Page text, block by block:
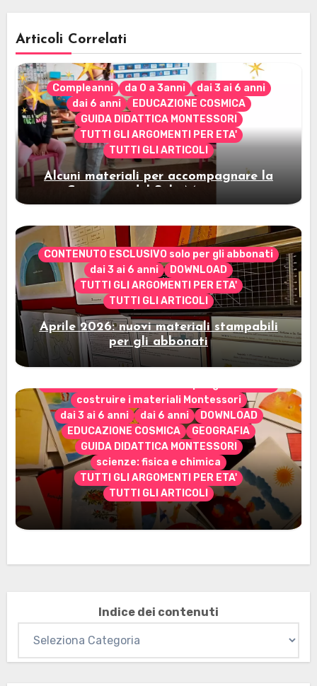
Articoli Correlati
Compleanni da 0 a 3anni
dai 3 ai 6 anni
dai 6 anni
EDUCAZIONE COSMICA
GUIDA DIDATTICA MONTESSORI
TUTTI GLI ARGOMENTI PER ETA'
TUTTI GLI ARTICOLI
Alcuni materiali per accompagnare la
Cerimonia del Sole Montessori
CONTENUTO ESCLUSIVO solo per gli abbonati
dai 3 ai 6 anni
DOWNLOAD
TUTTI GLI ARGOMENTI PER ETA'
TUTTI GLI ARTICOLI
Aprile 2026: nuovi materiali stampabili
per gli abbonati
costruire i materiali Montessori
dai 3 ai 6 anni
dai 6 anni
DOWNLOAD
EDUCAZIONE COSMICA
GEOGRAFIA
GUIDA DIDATTICA MONTESSORI
scienze: fisica e chimica
TUTTI GLI ARGOMENTI PER ETA'
TUTTI GLI ARTICOLI
Marzo 2026: nuovi materiali stampabili
per gli abbonati
Indice dei contenuti